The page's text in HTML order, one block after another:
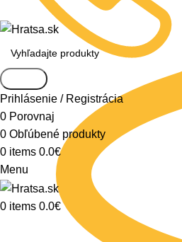
Prihlásenie / Registrácia
0 Porovnaj
0 Obľúbené produkty
0 items 0.0€
Menu
0 items 0.0€